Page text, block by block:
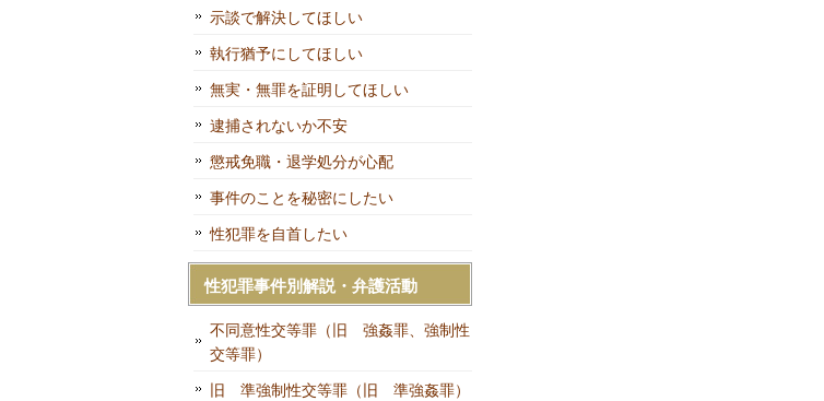
示談で解決してほしい
執行猶予にしてほしい
無実・無罪を証明してほしい
逮捕されないか不安
懲戒免職・退学処分が心配
事件のことを秘密にしたい
性犯罪を自首したい
性犯罪事件別解説・弁護活動
不同意性交等罪（旧 強姦罪、強制性
交等罪）
旧 準強制性交等罪（旧 準強姦罪）